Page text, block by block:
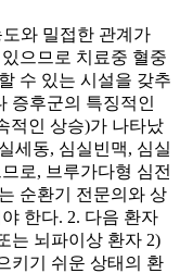
와 밀접한 관계가
으므로 치료중 혈중
수 있는 시설을 갖추
증후군의 특징적인
적인 상승)가 나타났
세동, 심실빈맥, 심실
로, 브루가다형 심전
순환기 전문의와 상
한다. 2. 다음 환자
는 뇌파이상 환자 2)
키기 쉬운 상태의 환